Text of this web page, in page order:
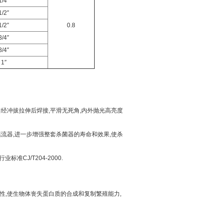
0.8
2″
2″
4″
4″
1″
冲拔拉伸后焊接,平滑无死角,内外抛光高亮度
器,进一步增强整套杀菌器的寿命和效果,使杀
业标准CJ/T204-2000.
,使生物体丧失蛋白质的合成和复制繁殖能力,